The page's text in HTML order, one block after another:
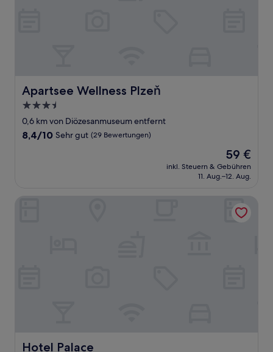
Apartsee Wellness Plzeň
Apartsee Wellness Plzeň
3.5-
Sterne-
Unterkunft
0,6 km von Diözesanmuseum entfernt
8.4
Bewertungen)
8,4/10 Sehr gut (29 Bewertungen)
Der
Preis
beträgt
59 €
inkl. Steuern & Gebühren
11. Aug.–12. Aug.
Hotel Palace
Hotel Palace